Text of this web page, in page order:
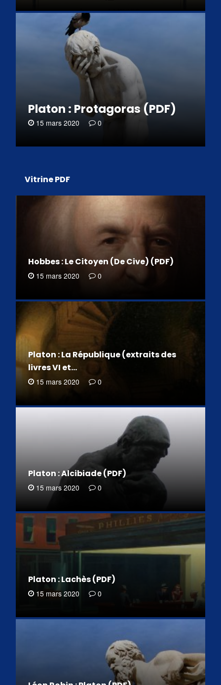
Platon : Protagoras (PDF)
15 mars 2020 0
Vitrine PDF
Hobbes : Le Citoyen (De Cive) (PDF)
15 mars 2020 0
Platon : La République (extraits des
livres VI et…
15 mars 2020 0
Platon : Alcibiade (PDF)
15 mars 2020 0
Platon : Lachès (PDF)
15 mars 2020 0